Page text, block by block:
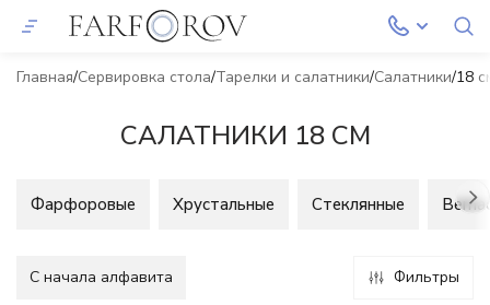
Главная Сервировка стола Тарелки и салатники Салатники 18
САЛАТНИКИ 18 СМ
Фарфоровые Хрустальные Стеклянные
C начала алфавита Фильтры